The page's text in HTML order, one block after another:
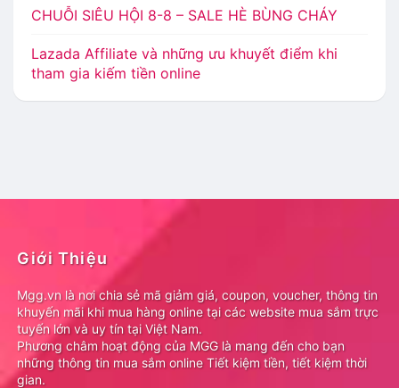
CHUỖI SIÊU HỘI 8-8 – SALE HÈ BÙNG CHÁY
Lazada Affiliate và những ưu khuyết điểm khi
tham gia kiếm tiền online
Giới Thiệu
Mgg.vn là nơi chia sẻ mã giảm giá, coupon, voucher, thông tin
khuyến mãi khi mua hàng online tại các website mua sắm trực
tuyến lớn và uy tín tại Việt Nam.
Phương châm hoạt động của MGG là mang đến cho bạn
những thông tin mua sắm online Tiết kiệm tiền, tiết kiệm thời
gian.